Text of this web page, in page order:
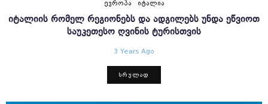
ᲔᲕᲠᲝᲞᲐ ᲘᲢᲐᲚᲘᲐ
ᲘᲢᲐᲚᲘᲘᲡ ᲠᲝᲛᲔᲚ ᲠᲔᲒᲘᲝᲜᲔᲑᲡ ᲓᲐ ᲐᲓᲒᲘᲚᲔᲑᲡ ᲣᲜᲓᲐ ᲔᲬᲕᲘᲝᲗ
ᲡᲐᲣᲙᲔᲗᲔᲡᲝ ᲦᲕᲘᲜᲘᲡ ᲢᲣᲠᲘᲡᲗᲕᲘᲡ
3 Years Ago
ᲡᲠᲣᲚᲐᲓ